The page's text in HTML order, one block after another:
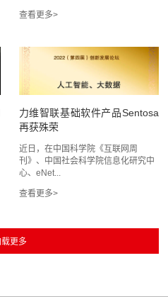
力维智联基础软件产品Sentosa
再获殊荣
近日，在中国科学院《互联网周
刊》、中国社会科学院信息化研究中
心、eNet...